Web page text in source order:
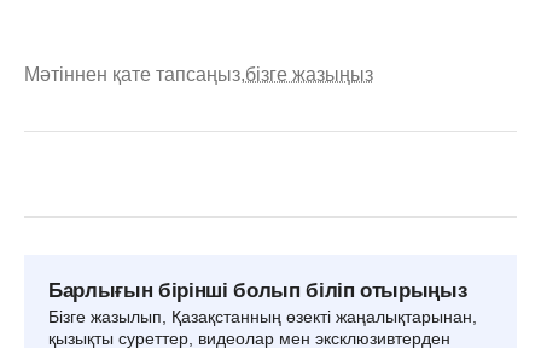
Мәтіннен қате тапсаңыз,бізге жазыңыз
Барлығын бірінші болып біліп отырыңыз
Бізге жазылып, Қазақстанның өзекті жаңалықтарынан,
қызықты суреттер, видеолар мен эксклюзивтерден